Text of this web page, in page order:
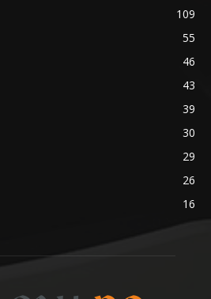
109
55
46
43
39
30
29
26
16